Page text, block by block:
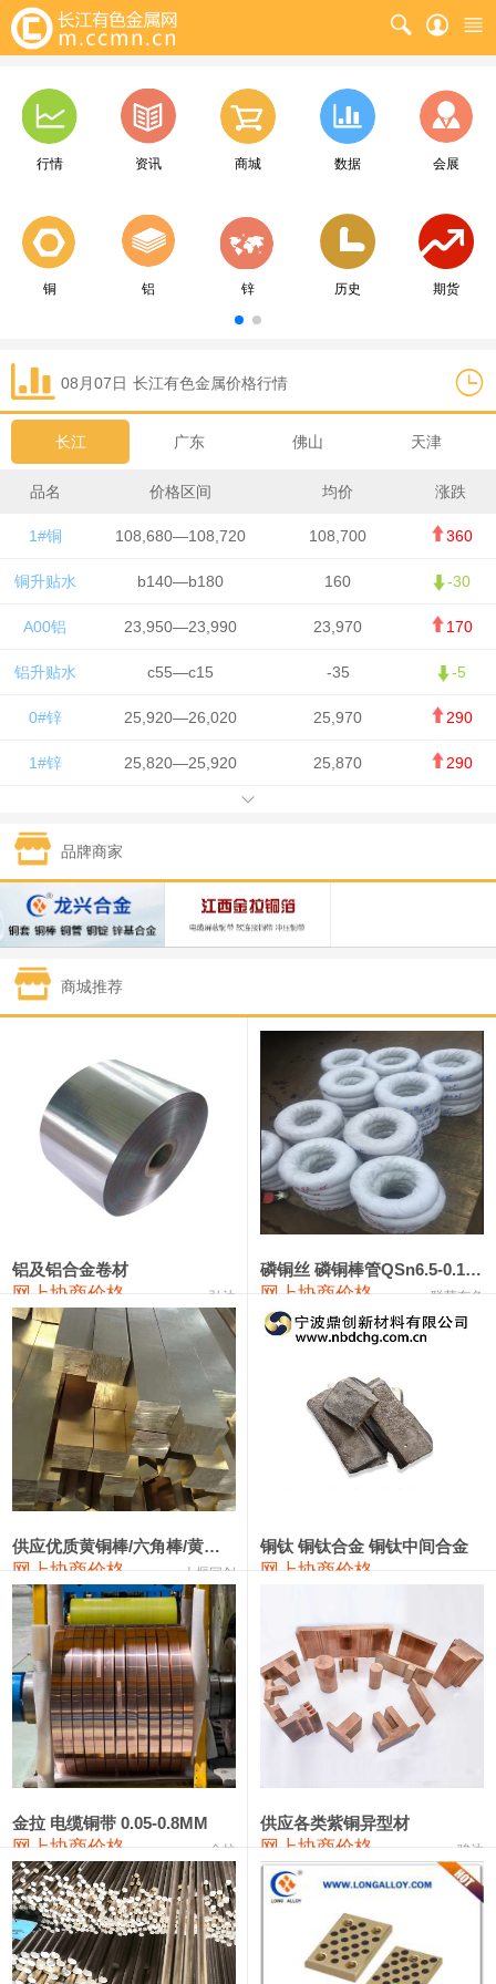
行情 资讯 商城 数据 会展
铜 铝 锌 历史 期货
08月07日 长江有色金属价格行情
长江 广东 佛山 天津
品名 价格区间 均价 涨跌
1#铜 108,680—108,720 108,700 360
铜升贴水 b140—b180 160 -30
A00铝 23,950—23,990 23,970 170
铝升贴水 c55—c15 -35 -5
0#锌 25,920—26,020 25,970 290
1#锌 25,820—25,920 25,870 290
1#锡 434,000—436,000
1#镍 129,550—130,750
1#白银 15,100—15,110 15,105 -70
钯金
331,000 -10,000
89,000—95,000 92,000 1,000
2#锑 85,000—91,000 88,000 1,000
1#镁 17,000—18,000 17,500 0
18,900—19,100 19,000 100
1#电解锰(99.7%袋装) 18,000—18,200 18,100 100
1#铬 60,000—82,000
553#硅 9,300—9,500
441#硅 9,600—9,800 9,700
3303#硅 10,300—10,500 10,400
2202#硅 14,100—14,300
金属硅3303#-2202# 10,400—14,200 12,300 0
漆包线 111,970—115,970 113,970
磷铜合金 110,800—117,600 114,200 400
无氧铜丝(硬) 109,710—110,010 109,860
R410A专用紫铜管 113,700—113,700
铸造铝合金锭(A380） 26,300—26,500 26,400 100
铝合金ADC12 24,200—24,400 100
铸造铝合金锭(ZL102) 24,300—24,500 24,400
品牌商家
商城推荐
铝及铝合金卷材
网上协商价格 弘达
磷铜丝 磷铜棒管QSn6.5-0.1 7-0.2 8-0.3
网上协商价格 联荣有色
供应优质黄铜棒/六角棒/黄铜方板
网上协商价格 十堰同创
铜钛 铜钛合金 铜钛中间合金
网上协商价格
金拉 电缆铜带 0.05-0.8MM
网上协商价格 金拉
供应各类紫铜异型材
网上协商价格 骏达